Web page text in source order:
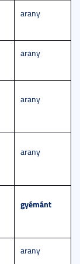
arany
arany
arany
arany
gyémánt
arany